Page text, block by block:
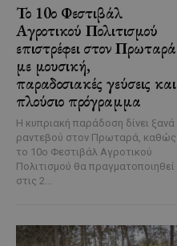
Το 10ο Φεστιβάλ
Αγροτικού Πολιτισμού
επιστρέφει στον Πρωταρά
με μουσική,
παραδοσιακές γεύσεις και
πλούσιο πρόγραμμα
Η κυπριακή παράδοση δίνει ξανά
ραντεβού στον Πρωταρά, καθώς
το 10ο Φεστιβάλ Αγροτικού
Πολιτισμού θα πραγματοποιηθεί
στις 2...